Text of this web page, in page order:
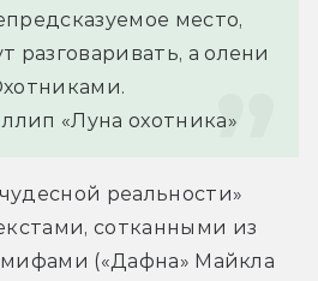
место,
разговаривать, а олени
«Луна охотника»
реальности»
сотканными из
мифами («Дафна» Майкла